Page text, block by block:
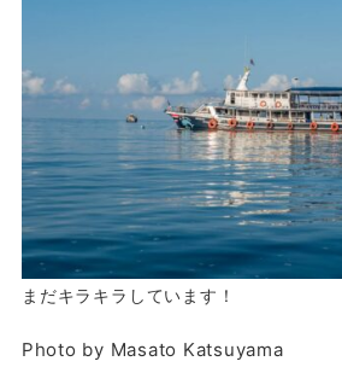
まだキラキラしています！
Photo by Masato Katsuyama